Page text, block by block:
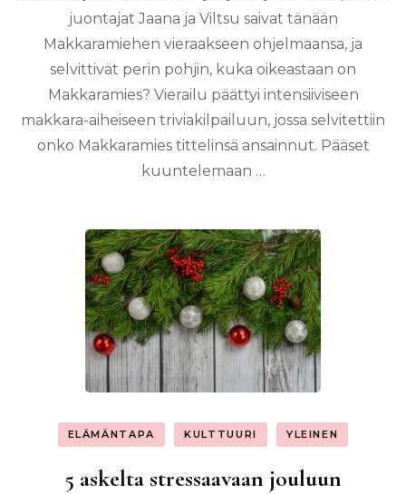
juontajat Jaana ja Viltsu saivat tänään
Makkaramiehen vieraakseen ohjelmaansa, ja
selvittivät perin pohjin, kuka oikeastaan on
Makkaramies? Vierailu päättyi intensiiviseen
makkara-aiheiseen triviakilpailuun, jossa selvitettiin
onko Makkaramies tittelinsä ansainnut. Pääset
kuuntelemaan …
ELÄMÄNTAPA KULTTUURI YLEINEN
5 askelta stressaavaan jouluun